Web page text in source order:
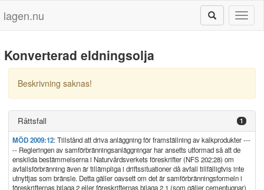
lagen.nu
Konverterad eldningsolja
Beskrivning saknas!
Rättsfall 1
MÖD 2009:12: Tillstånd att driva anläggning för framställning av kalkprodukter ---
-- Regleringen av samförbränningsanläggningar har ansetts utformad så att de
enskilda bestämmelserna i Naturvårdsverkets föreskrifter (NFS 202:28) om
avfallsförbränning även är tillämpliga i driftssituationer då avfall tillfälligtvis inte
utnyttjas som bränsle. Detta gäller oavsett om det är samförbränningsformeln i
föreskrifternas bilaga 2 eller föreskrifternas bilaga 2.1 (som gäller cementugnar)